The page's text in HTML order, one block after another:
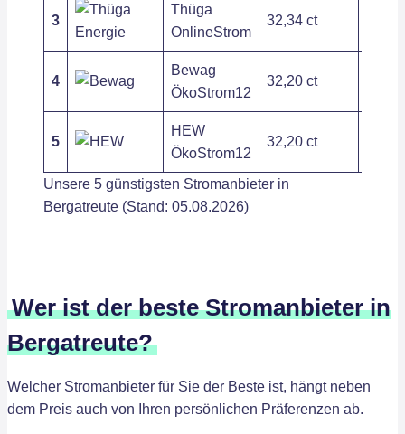
3
Thüga
OnlineStrom
32,34 ct
4
Bewag
ÖkoStrom12
32,20 ct
5
HEW
ÖkoStrom12
32,20 ct
Unsere 5 günstigsten Stromanbieter in
Bergatreute (Stand: 05.08.2026)
Wer ist der beste Stromanbieter in
Bergatreute?
Welcher Stromanbieter für Sie der Beste ist, hängt neben
dem Preis auch von Ihren persönlichen Präferenzen ab.